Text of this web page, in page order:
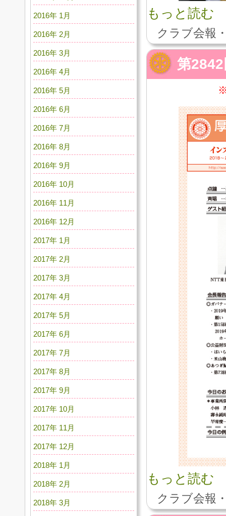
もっと読む
クラブ会報
第
もっと読む
クラブ会報
2016年 1月
2016年 2月
2016年 3月
2016年 4月
2016年 5月
2016年 6月
2016年 7月
2016年 8月
2016年 9月
2016年 10月
2016年 11月
2016年 12月
2017年 1月
2017年 2月
2017年 3月
2017年 4月
2017年 5月
2017年 6月
2017年 7月
2017年 8月
2017年 9月
2017年 10月
2017年 11月
2017年 12月
2018年 1月
2018年 2月
2018年 3月